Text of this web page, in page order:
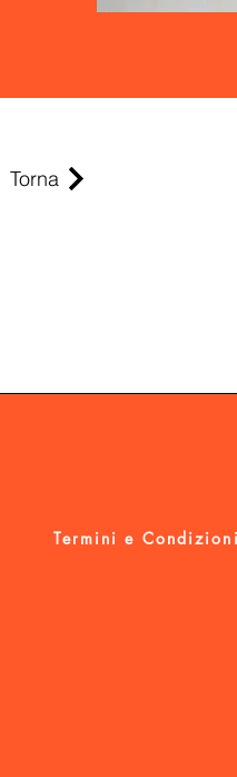
Torna
Termini e Condizioni